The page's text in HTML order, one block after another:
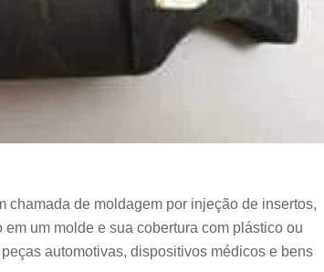
chamada de moldagem por injeção de insertos,
um molde e sua cobertura com plástico ou
automotivas, dispositivos médicos e bens